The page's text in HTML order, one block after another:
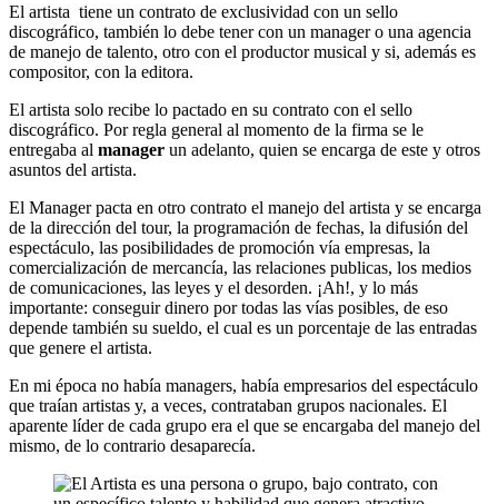
El artista tiene un contrato de exclusividad con un sello
discográfico, también lo debe tener con un manager o una agencia
de manejo de talento, otro con el productor musical y si, además es
compositor, con la editora.
El artista solo recibe lo pactado en su contrato con el sello
discográfico. Por regla general al momento de la firma se le
entregaba al manager un adelanto, quien se encarga de este y otros
asuntos del artista.
El Manager pacta en otro contrato el manejo del artista y se encarga
de la dirección del tour, la programación de fechas, la difusión del
espectáculo, las posibilidades de promoción vía empresas, la
comercialización de mercancía, las relaciones publicas, los medios
de comunicaciones, las leyes y el desorden. ¡Ah!, y lo más
importante: conseguir dinero por todas las vías posibles, de eso
depende también su sueldo, el cual es un porcentaje de las entradas
que genere el artista.
En mi época no había managers, había empresarios del espectáculo
que traían artistas y, a veces, contrataban grupos nacionales. El
aparente líder de cada grupo era el que se encargaba del manejo del
mismo, de lo contrario desaparecía.